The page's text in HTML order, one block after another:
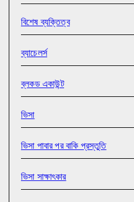
বিশেষ ব্যক্তিত্ব
ব্যাচেলর্স
ব্লকড একাউন্ট
ভিসা
ভিসা পাবার পর বাকি প্রস্তুতি
ভিসা সাক্ষাৎকার